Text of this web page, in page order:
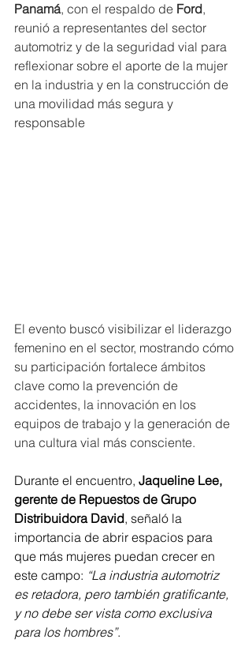
Panamá, con el respaldo de Ford,
reunió a representantes del sector
automotriz y de la seguridad vial para
reflexionar sobre el aporte de la mujer
en la industria y en la construcción de
una movilidad más segura y
responsable
El evento buscó visibilizar el liderazgo
femenino en el sector, mostrando cómo
su participación fortalece ámbitos
clave como la prevención de
accidentes, la innovación en los
equipos de trabajo y la generación de
una cultura vial más consciente.
Durante el encuentro, Jaqueline Lee,
gerente de Repuestos de Grupo
Distribuidora David, señaló la
importancia de abrir espacios para
que más mujeres puedan crecer en
este campo: “La industria automotriz
es retadora, pero también gratificante,
y no debe ser vista como exclusiva
para los hombres”.